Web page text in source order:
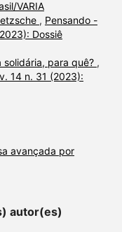
VARIA
, Pensando -
Dossiê
solidária, para quê? ,
14 n. 31 (2023):
avançada por
autor(es)